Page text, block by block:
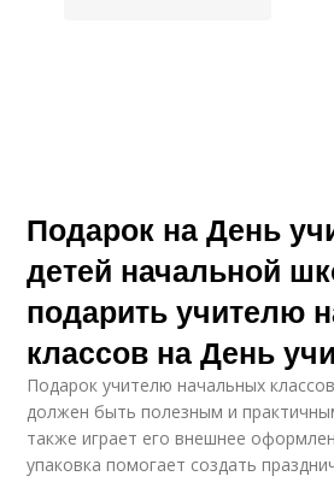
Подарок на День
детей начальной
подарить учителю
классов на День
Подарок учителю начальных
должен быть полезным и
также играет его внешнее
упаковка помогает создать